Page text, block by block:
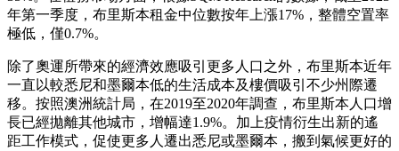
年第一季度，布里斯本租金中位數按年上漲17%，整體空置率
極低，僅0.7%。
除了奧運所帶來的經濟效應吸引更多人口之外，布里斯本近年
一直以較悉尼和墨爾本低的生活成本及樓價吸引不少州際遷
移。按照澳洲統計局，在2019至2020年調查，布里斯本人口增
長已經拋離其他城市，增幅達1.9%。加上疫情衍生出新的遙
距工作模式，促使更多人遷出悉尼或墨爾本，搬到氣候更好的